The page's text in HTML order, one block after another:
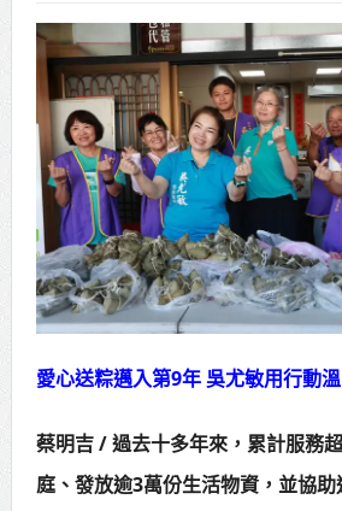
北形象館亮相
打鐵厝北側產業園區產
動土創造千個就業機會
高雄「三民運動中心」
邁、運動部長李洋各界貴
高雄東照山關帝廟全國
法比賽 圓滿落幕
蔣萬安再拋出「倒閣說
邁組閣
愛心送粽邁入第9年 吳尤敏用行動
蔡明吉 / 過去十多年來，累計服務
庭、發放逾3萬份生活物資，並協